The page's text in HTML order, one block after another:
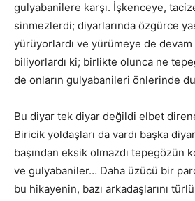
gulyabanilere karşı. İşkenceye,
sinmezlerdi; diyarlarında özgürce
yürüyorlardı ve yürümeye de
biliyorlardı ki; birlikte olunca ne
de onların gulyabanileri önlerinde
Bu diyar tek diyar değildi elbet
Biricik yoldaşları da vardı başka
başından eksik olmazdı tepegözün
ve gulyabaniler… Daha üzücü bir
bu hikayenin, bazı arkadaşlarını